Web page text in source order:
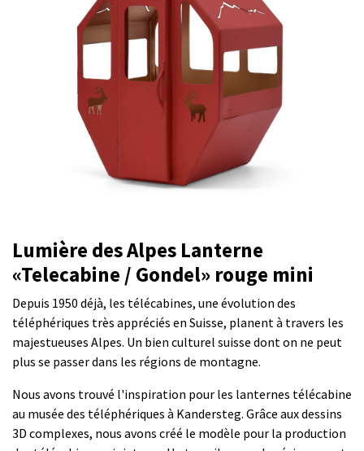
Lumière des Alpes Lanterne
«Telecabine / Gondel» rouge mini
Depuis 1950 déjà, les télécabines, une évolution des
téléphériques très appréciés en Suisse, planent à travers les
majestueuses Alpes. Un bien culturel suisse dont on ne peut
plus se passer dans les régions de montagne.
Nous avons trouvé l'inspiration pour les lanternes télécabine
au musée des téléphériques à Kandersteg. Grâce aux dessins
3D complexes, nous avons créé le modèle pour la production